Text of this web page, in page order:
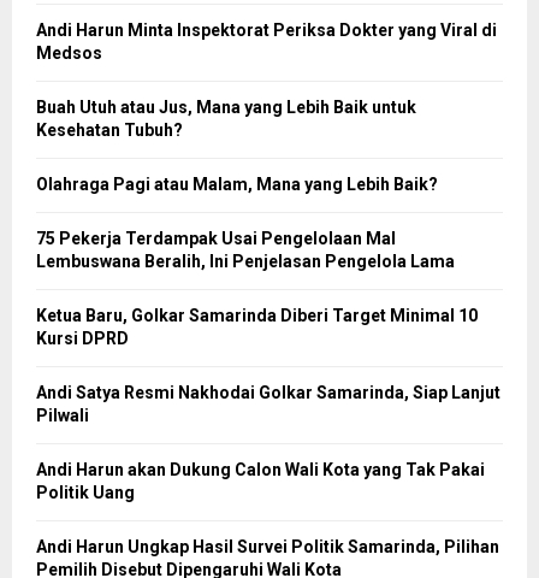
Andi Harun Minta Inspektorat Periksa Dokter yang Viral di
Medsos
Buah Utuh atau Jus, Mana yang Lebih Baik untuk
Kesehatan Tubuh?
Olahraga Pagi atau Malam, Mana yang Lebih Baik?
75 Pekerja Terdampak Usai Pengelolaan Mal
Lembuswana Beralih, Ini Penjelasan Pengelola Lama
Ketua Baru, Golkar Samarinda Diberi Target Minimal 10
Kursi DPRD
Andi Satya Resmi Nakhodai Golkar Samarinda, Siap Lanjut
Pilwali
Andi Harun akan Dukung Calon Wali Kota yang Tak Pakai
Politik Uang
Andi Harun Ungkap Hasil Survei Politik Samarinda, Pilihan
Pemilih Disebut Dipengaruhi Wali Kota